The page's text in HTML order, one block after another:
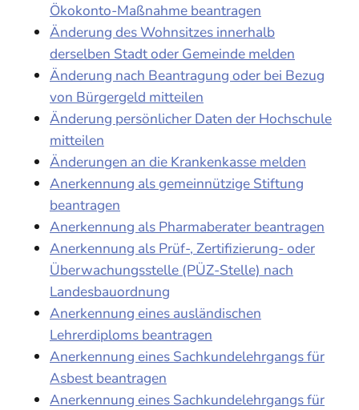
Ökokonto-Maßnahme beantragen
Änderung des Wohnsitzes innerhalb
derselben Stadt oder Gemeinde melden
Änderung nach Beantragung oder bei Bezug
von Bürgergeld mitteilen
Änderung persönlicher Daten der Hochschule
mitteilen
Änderungen an die Krankenkasse melden
Anerkennung als gemeinnützige Stiftung
beantragen
Anerkennung als Pharmaberater beantragen
Anerkennung als Prüf-, Zertifizierung- oder
Überwachungsstelle (PÜZ-Stelle) nach
Landesbauordnung
Anerkennung eines ausländischen
Lehrerdiploms beantragen
Anerkennung eines Sachkundelehrgangs für
Asbest beantragen
Anerkennung eines Sachkundelehrgangs für